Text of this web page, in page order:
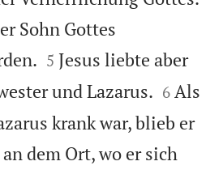
Sohn Gottes


5 Jesus liebte aber
und Lazarus. 

6 Als
krank war, blieb er
dem Ort, wo er sich